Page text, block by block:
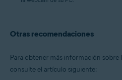
Otras recomendaciones
Para obtener más información
consulte el artículo siguiente: